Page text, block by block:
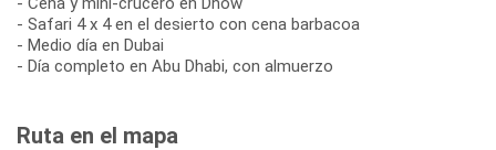
- Safari 4 x 4 en el desierto con cena barbacoa
- Medio día en Dubai
- Día completo en Abu Dhabi, con almuerzo
Ruta en el mapa